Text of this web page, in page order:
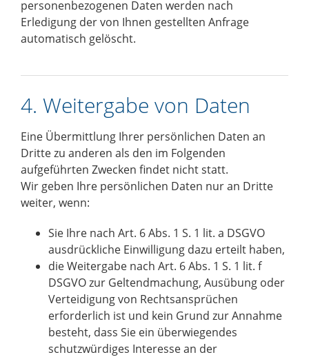
personenbezogenen Daten werden nach
Erledigung der von Ihnen gestellten Anfrage
automatisch gelöscht.
4. Weitergabe von Daten
Eine Übermittlung Ihrer persönlichen Daten an
Dritte zu anderen als den im Folgenden
aufgeführten Zwecken findet nicht statt.
Wir geben Ihre persönlichen Daten nur an Dritte
weiter, wenn:
Sie Ihre nach Art. 6 Abs. 1 S. 1 lit. a DSGVO
ausdrückliche Einwilligung dazu erteilt haben,
die Weitergabe nach Art. 6 Abs. 1 S. 1 lit. f
DSGVO zur Geltendmachung, Ausübung oder
Verteidigung von Rechtsansprüchen
erforderlich ist und kein Grund zur Annahme
besteht, dass Sie ein überwiegendes
schutzwürdiges Interesse an der